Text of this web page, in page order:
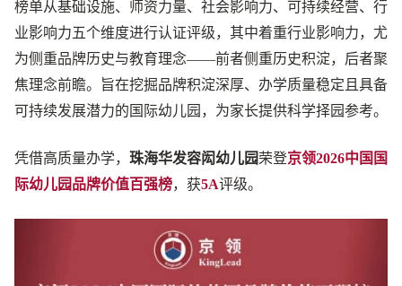
榜单从基础设施、师资力量、社会影响力、可持续经营、行
业影响力五个维度进行认证评级，其中着重行业影响力，尤
为侧重品牌历史与教育理念——前者侧重历史积淀，后者聚
焦理念前瞻。旨在挖掘品牌积淀深厚、办学质量稳定且具备
可持续发展潜力的国际幼儿园，为家长提供科学择园参考。
凭借高质量办学， 珠海华发容闳幼儿园荣登京领2026中国国
际幼儿园品牌价值百强榜，获5A评级。